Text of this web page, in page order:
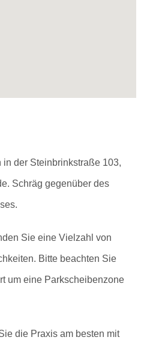
der Steinbrinkstraße 103,
Schräg gegenüber des
Sie eine Vielzahl von
Bitte beachten Sie
um eine Parkscheibenzone
die Praxis am besten mit